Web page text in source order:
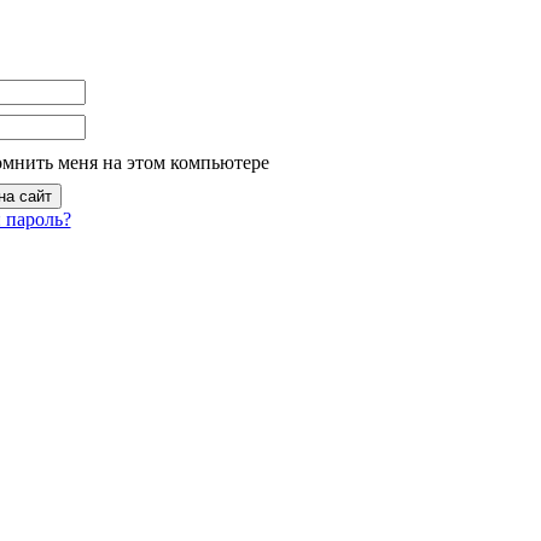
меня на этом компьютере